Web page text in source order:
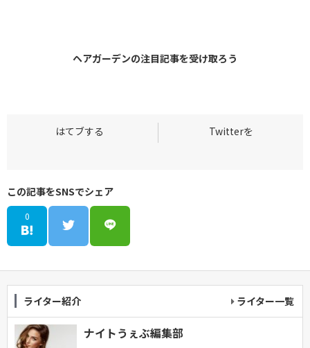
ヘアガーデンの注目記事を受け取ろう
この記事をSNSでシェア
0
ライター紹介 ライター一覧
ナイトうぇぶ編集部